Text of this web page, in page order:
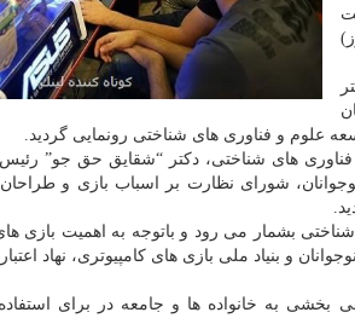
علوم و فناوری های شناختی رونمایی گردید.
های شناختی، دکتر “شقایق حق جو”
شورای نظارت بر اسباب بازی و طراحان
بشمار می رود و باتوجه به اهمیت بازی
و بنیاد ملی بازی های کامپیوتری، نهاد
بخشی به خانواده ها و جامعه در برای